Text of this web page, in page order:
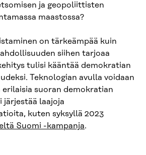
ja geopoliittisten
maastossa?
on tärkeämpää kuin
siihen tarjoaa
tulisi kääntää demokratian
Teknologian avulla voidaan
suoran demokratian
laajoja
kuten syksyllä 2023
Suomi -kampanja.